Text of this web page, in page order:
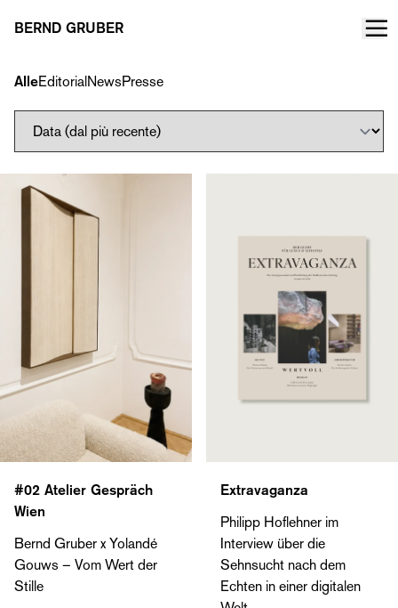
BERND GRUBER
AlleEditorialNewsPresse
#02 Atelier Gespräch
Wien
Bernd Gruber x Yolandé
Gouws – Vom Wert der
Stille
Extravaganza
Philipp Hoflehner im
Interview über die
Sehnsucht nach dem
Echten in einer digitalen